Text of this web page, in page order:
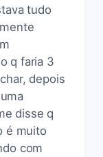
tudo
q faria 3
depois
disse q
é muito
com